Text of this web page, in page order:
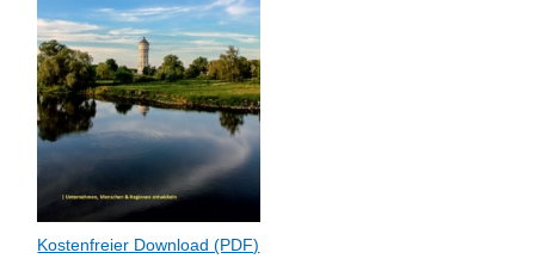
Kostenfreier Download (PDF)